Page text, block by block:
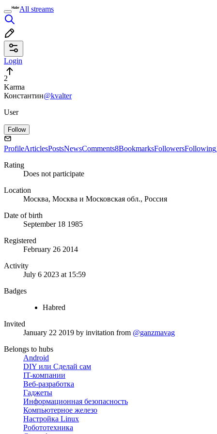
All streams
Login
2
Karma
Константин@kvalter
User
Follow
ProfileArticlesPostsNewsComments8BookmarksFollowersFollowing
Rating
Does not participate
Location
Москва, Москва и Московская обл., Россия
Date of birth
September 18 1985
Registered
February 26 2014
Activity
July 6 2023 at 15:59
Badges
Habred
Invited
January 22 2019 by invitation from @ganzmavag
Belongs to hubs
Android
DIY или Сделай сам
IT-компании
Веб-разработка
Гаджеты
Информационная безопасность
Компьютерное железо
Настройка Linux
Робототехника